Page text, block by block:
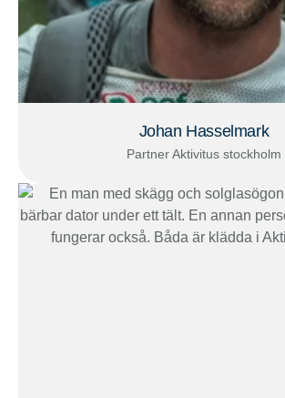
Johan Hasselmark
PartnerAktivitus stockholm